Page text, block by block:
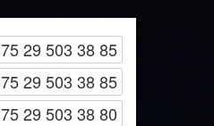
29 503 38 85
29 503 38 85
29 503 38 80